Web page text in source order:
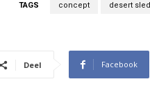
TAGS concept desert sled
Deel Facebook